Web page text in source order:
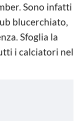
Sono infatti
blucerchiato,
Sfoglia la
i calciatori nel